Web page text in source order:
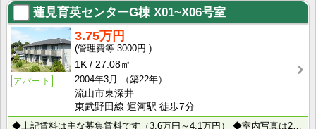
蓮見育英センターG棟 X01~X06号室
アパート
3.75万円
3000円
1K
27.08㎡
2004年3月
（築22年）
流山市東深井
東武野田線 運河駅 徒歩7分